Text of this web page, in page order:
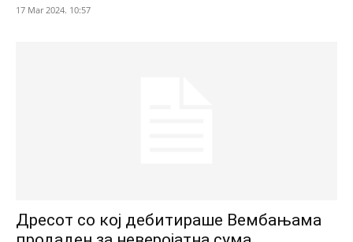
17 Mar 2024. 10:57
Дресот со кој дебитираше Вембањама